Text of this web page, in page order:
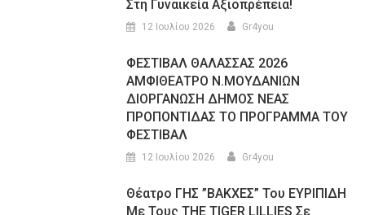
Στη Γυναικεία Αξιοπρέπεια!
12 Ιουλίου 2026 Gr4you
ΦΕΣΤΙΒΑΛ ΘΑΛΑΣΣΑΣ 2026
ΑΜΦΙΘΕΑΤΡΟ Ν.ΜΟΥΔΑΝΙΩΝ
ΔΙΟΡΓΑΝΩΣΗ ΔΗΜΟΣ ΝΕΑΣ
ΠΡΟΠΟΝΤΙΔΑΣ ΤΟ ΠΡΟΓΡΑΜΜΑ ΤΟΥ
ΦΕΣΤΙΒΑΛ
12 Ιουλίου 2026 Gr4you
Θέατρο ΓΗΣ ”ΒΑΚΧΕΣ” Του ΕΥΡΙΠΙΔΗ
Με Τους THE TIGER LILLIES Σε